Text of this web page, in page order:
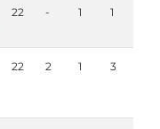
22 - 1 1
22 2 1 3